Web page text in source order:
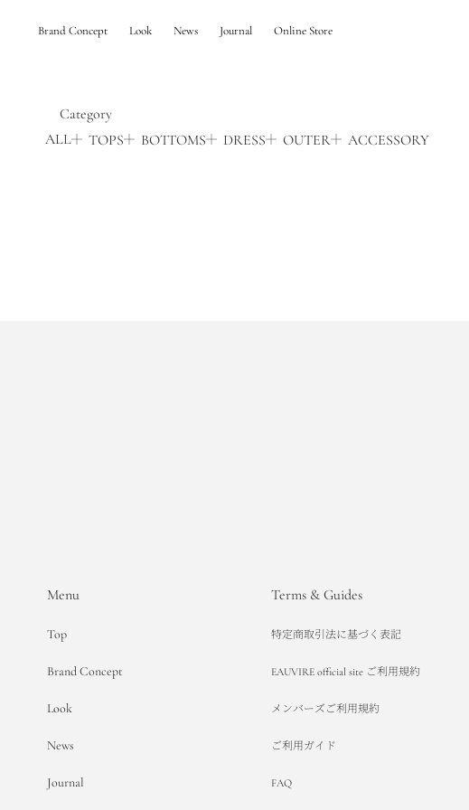
Brand Concept Look News Journal Online Store
Category
ALL
TOPS BOTTOMS DRESS OUTER ACCESSORY
Menu
Top
Brand Concept
Look
News
Journal
Terms & Guides
特定商取引法に基づく表記
EAUVIRE official site ご利用規約
メンバーズご利用規約
ご利用ガイド
FAQ